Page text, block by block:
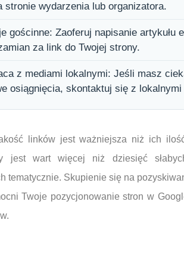
stronie wydarzenia lub organizatora.
gościnne: Zaoferuj napisanie artykułu
za link do Twojej strony.
z mediami lokalnymi: Jeśli masz
osiągnięcia, skontaktuj się z lokalnymi
linków jest ważniejsza niż ich
jest wart więcej niż dziesięć
tematycznie. Skupienie się na
Twoje pozycjonowanie stron w